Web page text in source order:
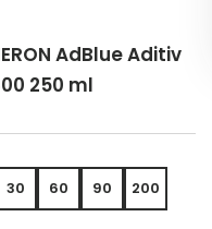
AdBlue Aditiv
250 ml
30 60 90 200